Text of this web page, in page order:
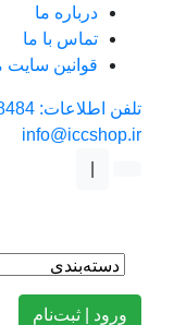
درباره ما
تماس با ما
قوانین سایت
تلفن اطلاعات: 88898484
info@iccshop.ir
ورود | ثبت‌نام